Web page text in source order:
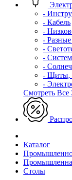
-
- Кабель
-
-
-
-
-
- Щиты,
-
Смотреть Все
Каталог
Столы